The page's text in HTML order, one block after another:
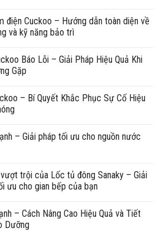
điện Cuckoo – Hướng dẫn toàn diện về
và kỹ năng bảo trì
Báo Lỗi – Giải Pháp Hiệu Quả Khi
Gặp
– Bí Quyết Khắc Phục Sự Cố Hiệu
– Giải pháp tối ưu cho nguồn nước
trội của Lốc tủ đông Sanaky – Giải
ưu cho gian bếp của bạn
– Cách Nâng Cao Hiệu Quả và Tiết
Dưỡng